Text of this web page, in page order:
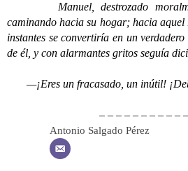
Manuel, destrozado
caminando hacia su hogar; hacia aquel
instantes se convertiría en un
de él, y con alarmantes gritos seguía
—¡Eres un fracasado, un inútil!
– – – – – – – – – –
Antonio Salgado Pérez